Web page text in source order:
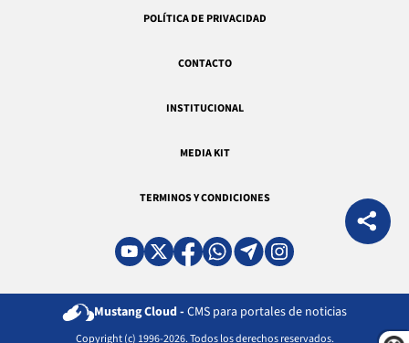
POLÍTICA DE PRIVACIDAD
CONTACTO
INSTITUCIONAL
MEDIA KIT
TERMINOS Y CONDICIONES
Mustang Cloud - CMS para portales de noticias
Copyright (c) 1996-2026. Todos los derechos reservados.